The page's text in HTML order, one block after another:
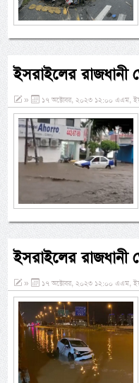
ইসরাইলের রাজধানী
» ১৭ অক্টোবর, ২০২৩ ১২:০০ এএম,
ইসরাইলের রাজধানী
» ১৭ অক্টোবর, ২০২৩ ১২:০০ এএম,